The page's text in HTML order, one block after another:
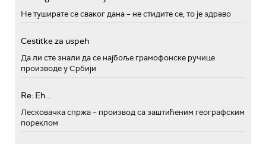
Не туширате се сваког дана – не стидите се, то је здраво
Cestitke za uspeh
Да ли сте знали да се најбоље грамофонске ручице
производе у Србији
Re: Eh...
Лесковачка спржа – производ са заштићеним географским
пореклом